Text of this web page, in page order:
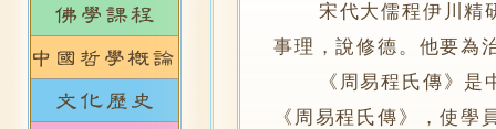
宋代大儒程伊川精研
事理，說修德。他要為
《周易程氏傳》是中
《周易程氏傳》，使學